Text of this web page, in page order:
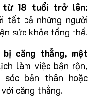
từ 18 tuổi trở lên:
tất cả những người
sức khỏe tổng thể.
căng thẳng, mệt
làm việc bận rộn,
bản thân hoặc
căng thẳng.